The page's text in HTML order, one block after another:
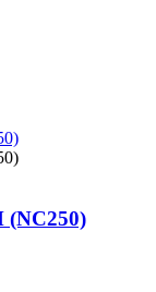
(NC250)